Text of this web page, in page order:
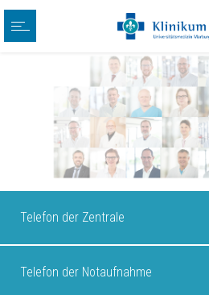
Telefon der Zentrale
Telefon der Notaufnahme